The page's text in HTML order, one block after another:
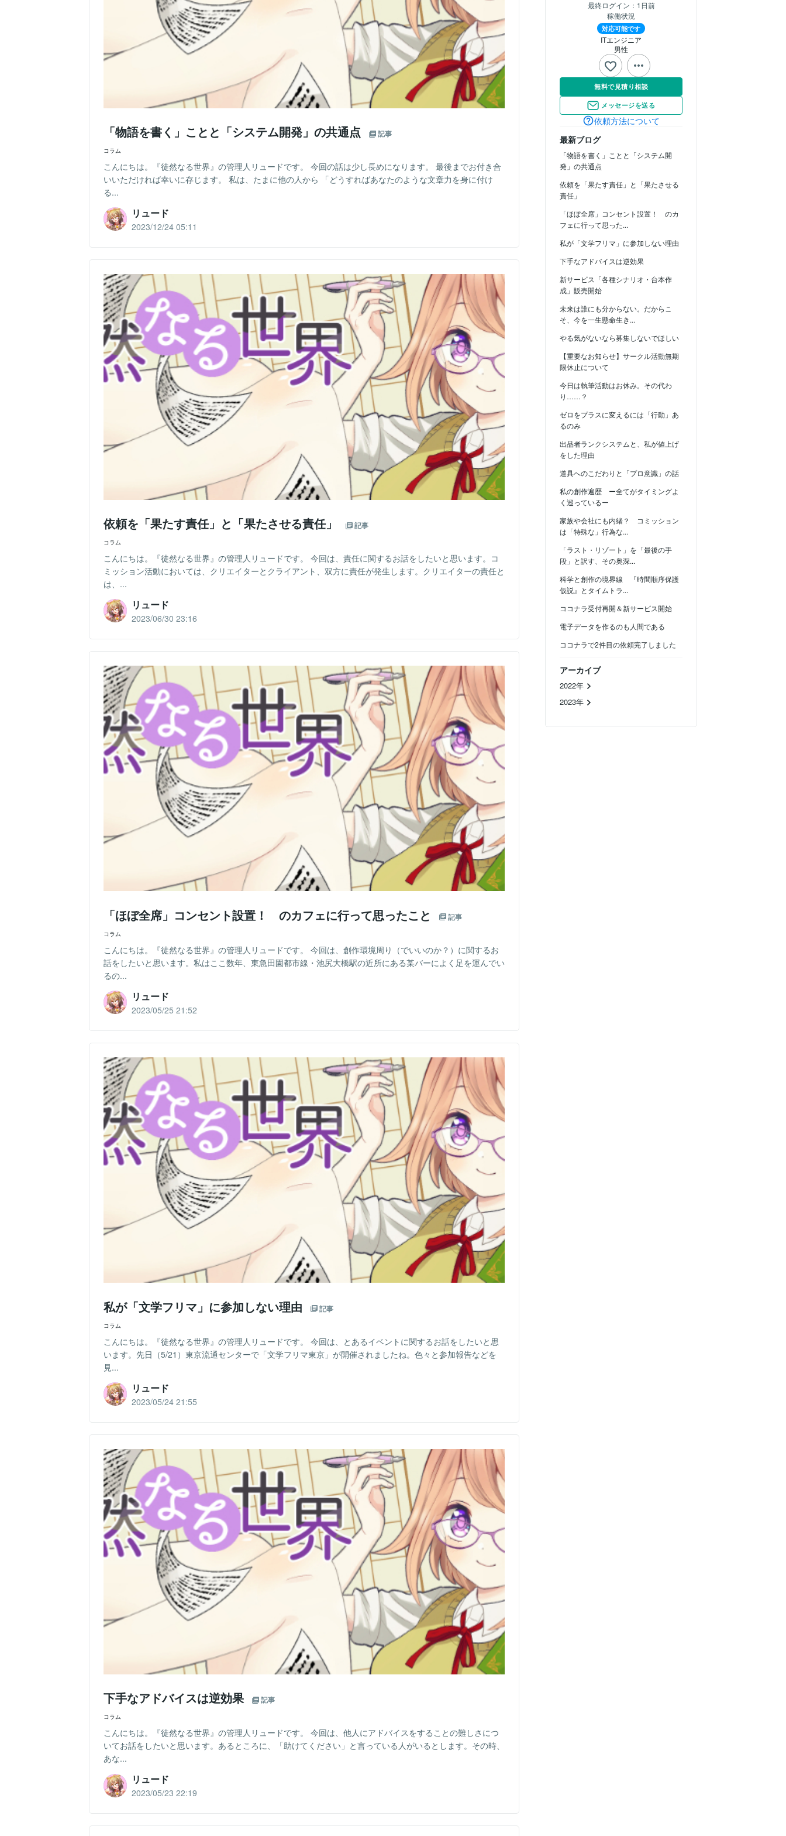
最終ログイン： 1日前
稼働状況
対応可能です
ITエンジニア
男性
無料で見積り相談
メッセージを送る
依頼方法について
最新ブログ
「物語を書く」ことと「システム開
発」の共通点
依頼を「果たす責任」と「果たさせる
責任」
「ほぼ全席」コンセント設置！ のカ
フェに行って思った...
私が「文学フリマ」に参加しない理由
下手なアドバイスは逆効果
新サービス「各種シナリオ・台本作
成」販売開始
未来は誰にも分からない。だからこ
そ、今を一生懸命生き...
やる気がないなら募集しないでほしい
【重要なお知らせ】サークル活動無期
限休止について
今日は執筆活動はお休み。その代わ
り……？
ゼロをプラスに変えるには「行動」あ
るのみ
出品者ランクシステムと、私が値上げ
をした理由
道具へのこだわりと「プロ意識」の話
私の創作遍歴 ー全てがタイミングよ
く巡っているー
家族や会社にも内緒？ コミッション
は「特殊な」行為な...
「ラスト・リゾート」を「最後の手
段」と訳す、その奥深...
科学と創作の境界線 『時間順序保護
仮説』とタイムトラ...
ココナラ受付再開＆新サービス開始
電子データを作るのも人間である
ココナラで2件目の依頼完了しました
アーカイブ
2022年
2023年
「物語を書く」ことと「システム開発」の共通点 記事
コラム
こんにちは。『徒然なる世界』の管理人リュードです。 今回の話は少し長めになります。 最後までお付き合
いいただければ幸いに存じます。 私は、たまに他の人から 「どうすればあなたのような文章力を身に付け
る...
リュード
2023/12/24 05:11
依頼を「果たす責任」と「果たさせる責任」 記事
コラム
こんにちは。『徒然なる世界』の管理人リュードです。 今回は、責任に関するお話をしたいと思います。コ
ミッション活動においては、クリエイターとクライアント、双方に責任が発生します。クリエイターの責任と
は、...
リュード
2023/06/30 23:16
「ほぼ全席」コンセント設置！ のカフェに行って思ったこと 記事
コラム
こんにちは。『徒然なる世界』の管理人リュードです。 今回は、創作環境周り（でいいのか？）に関するお
話をしたいと思います。私はここ数年、東急田園都市線・池尻大橋駅の近所にある某バーによく足を運んでい
るの...
リュード
2023/05/25 21:52
私が「文学フリマ」に参加しない理由 記事
コラム
こんにちは。『徒然なる世界』の管理人リュードです。 今回は、とあるイベントに関するお話をしたいと思
います。先日（5/21）東京流通センターで「文学フリマ東京」が開催されましたね。色々と参加報告などを
見...
リュード
2023/05/24 21:55
下手なアドバイスは逆効果 記事
コラム
こんにちは。『徒然なる世界』の管理人リュードです。 今回は、他人にアドバイスをすることの難しさにつ
いてお話をしたいと思います。あるところに、「助けてください」と言っている人がいるとします。その時、
あな...
リュード
2023/05/23 22:19